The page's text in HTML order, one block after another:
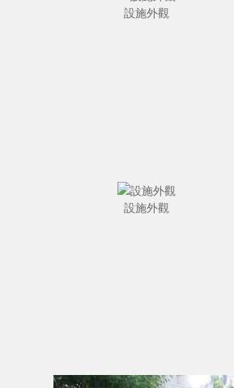
設施外觀
設施外觀